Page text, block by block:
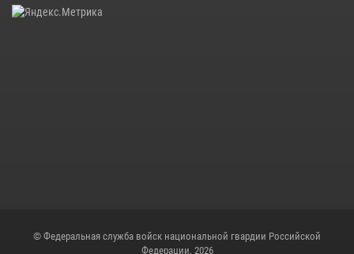
© Федеральная служба войск национальной гвардии Российской
Федерации, 2026